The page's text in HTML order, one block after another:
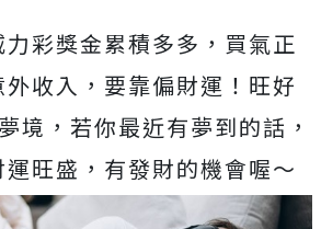
彩獎金累積多多，買氣正
收入，要靠偏財運！旺好
境，若你最近有夢到的話，
旺盛，有發財的機會喔～